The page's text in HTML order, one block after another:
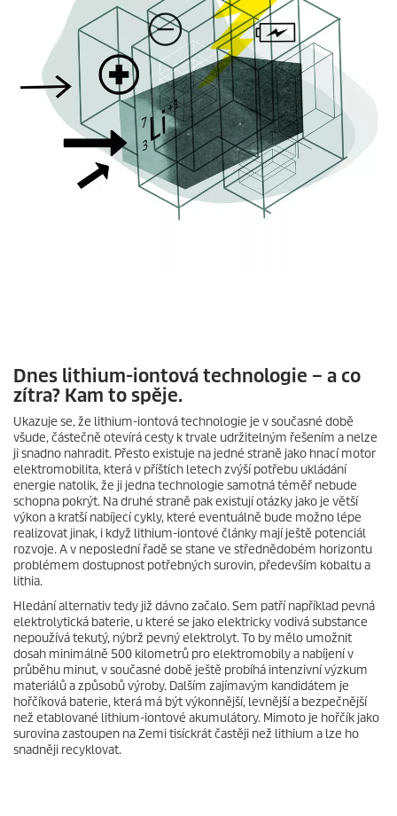
Dnes lithium-iontová technologie – a co
zítra? Kam to spěje.
Ukazuje se, že lithium-iontová technologie je v současné době
všude, částečně otevírá cesty k trvale udržitelným řešením a nelze
ji snadno nahradit. Přesto existuje na jedné straně jako hnací motor
elektromobilita, která v příštích letech zvýší potřebu ukládání
energie natolik, že ji jedna technologie samotná téměř nebude
schopna pokrýt. Na druhé straně pak existují otázky jako je větší
výkon a kratší nabíjecí cykly, které eventuálně bude možno lépe
realizovat jinak, i když lithium-iontové články mají ještě potenciál
rozvoje. A v neposlední řadě se stane ve střednědobém horizontu
problémem dostupnost potřebných surovin, především kobaltu a
lithia.
Hledání alternativ tedy již dávno začalo. Sem patří například pevná
elektrolytická baterie, u které se jako elektricky vodivá substance
nepoužívá tekutý, nýbrž pevný elektrolyt. To by mělo umožnit
dosah minimálně 500 kilometrů pro elektromobily a nabíjení v
průběhu minut, v současné době ještě probíhá intenzivní výzkum
materiálů a způsobů výroby. Dalším zajímavým kandidátem je
hořčíková baterie, která má být výkonnější, levnější a bezpečnější
než etablované lithium-iontové akumulátory. Mimoto je hořčík jako
surovina zastoupen na Zemi tisíckrát častěji než lithium a lze ho
snadněji recyklovat.